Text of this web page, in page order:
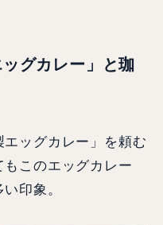
グカレー」と珈
ッグカレー」を頼む
このエッグカレー
印象。